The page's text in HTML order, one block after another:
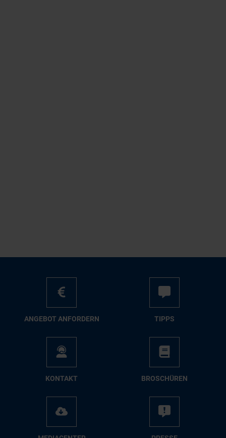
AN­GE­BOT AN­FOR­DERN TIPPS
KON­TAKT BRO­SCHÜ­REN